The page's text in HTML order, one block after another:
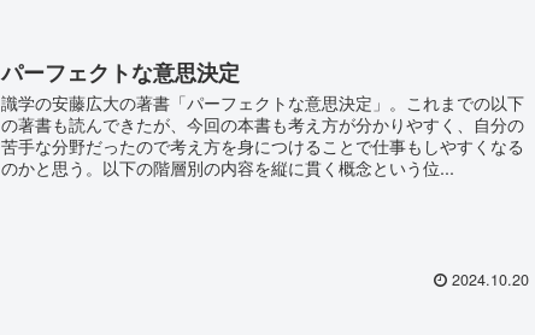
パーフェクトな意思決定
識学の安藤広大の著書「パーフェクトな意思決定」。これまでの以下
の著書も読んできたが、今回の本書も考え方が分かりやすく、自分の
苦手な分野だったので考え方を身につけることで仕事もしやすくなる
のかと思う。以下の階層別の内容を縦に貫く概念という位...
2024.10.20